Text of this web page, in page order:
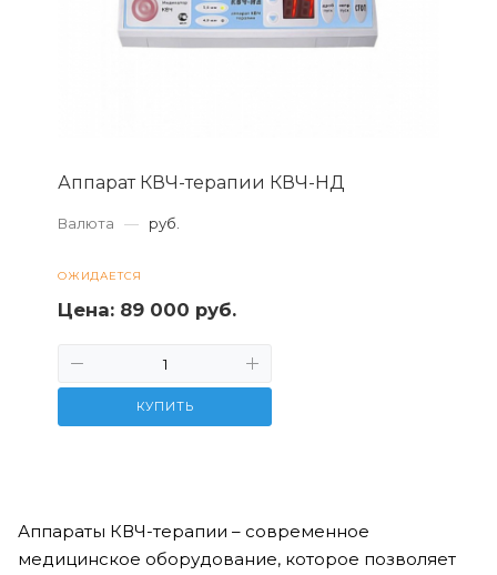
Аппарат КВЧ-терапии КВЧ-НД
Валюта — руб.
ОЖИДАЕТСЯ
Цена: 89 000 руб.
КУПИТЬ
Аппараты КВЧ-терапии – современное
медицинское оборудование, которое позволяет